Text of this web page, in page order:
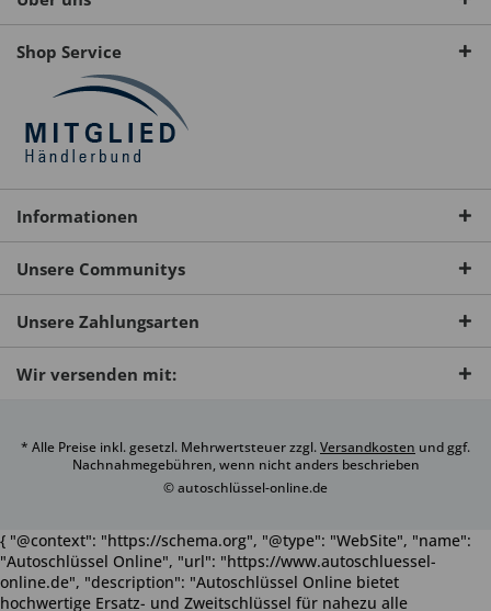
Shop Service
Informationen
Unsere Communitys
Unsere Zahlungsarten
Wir versenden mit:
* Alle Preise inkl. gesetzl. Mehrwertsteuer zzgl.Versandkosten und ggf.
Nachnahmegebühren, wenn nicht anders beschrieben
© autoschlüssel-online.de
{ "@context": "https://schema.org", "@type": "WebSite", "name":
"Autoschlüssel Online", "url": "https://www.autoschluessel-
online.de", "description": "Autoschlüssel Online bietet
hochwertige Ersatz- und Zweitschlüssel für nahezu alle